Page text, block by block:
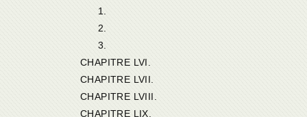
1.
2.
3.
CHAPITRE LVI.
CHAPITRE LVII.
CHAPITRE LVIII.
CHAPITRE LIX.